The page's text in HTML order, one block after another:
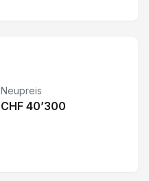
Neupreis
CHF 40’300